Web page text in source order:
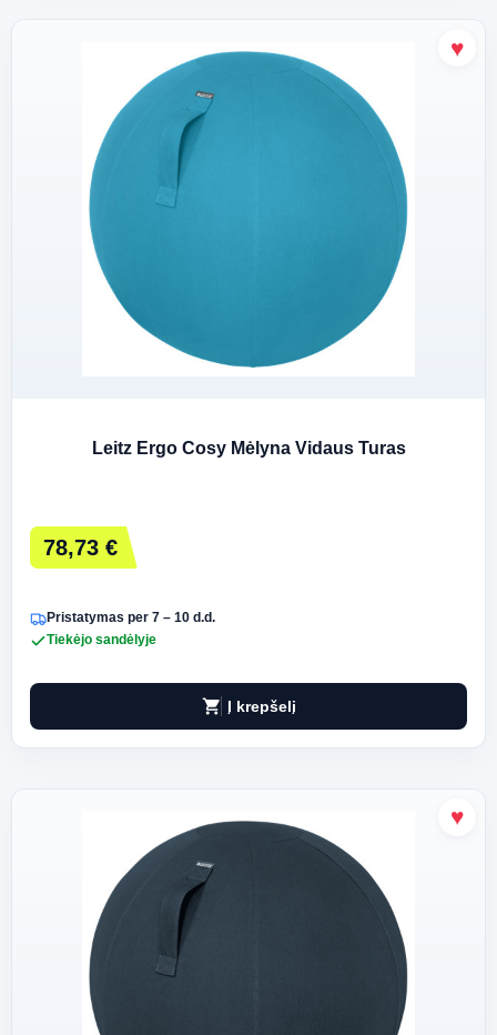
Leitz Ergo Cosy Mėlyna Vidaus Turas
78,73 €
Pristatymas per 7 – 10 d.d.
Tiekėjo sandėlyje
shopping_cart Į krepšelį